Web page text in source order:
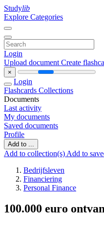
Studylib
Explore Categories
Login
Upload document Create
×
Login
Flashcards Collections
Documents
Last activity
My documents
Saved documents
Profile
Add to ...
Add to collection(s) Add to
Bedrijfsleven
Financiering
Personal Finance
100.000 euro